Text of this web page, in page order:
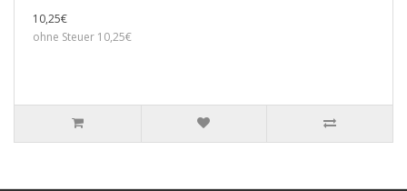
10,25€
ohne Steuer 10,25€